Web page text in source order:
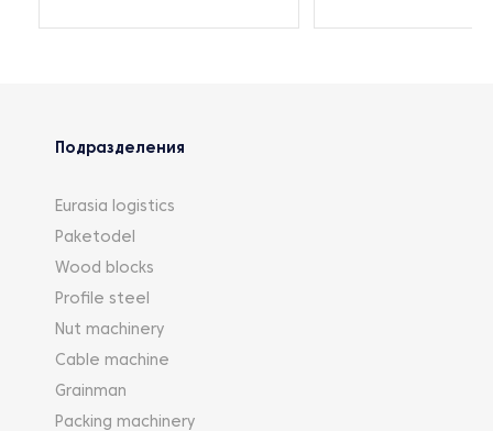
Подразделения
Eurasia logistics
Paketodel
Wood blocks
Profile steel
Nut machinery
Cable machine
Grainman
Packing machinery